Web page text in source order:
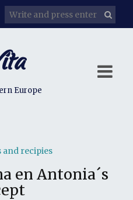
Europe
and recipies
en Antonia´s